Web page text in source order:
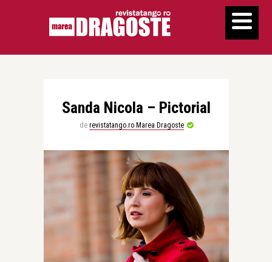
Sanda Nicola – Pictorial
de revistatango.ro Marea Dragoste